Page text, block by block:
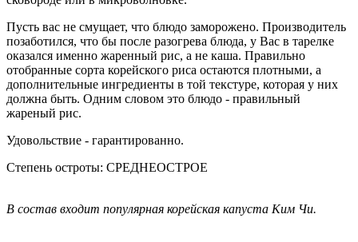
Пусть вас не смущает, что блюдо заморожено. Производитель
позаботился, что бы после разогрева блюда, у Вас в тарелке
оказался именно жаренный рис, а не каша. Правильно
отобранные сорта корейского риса остаются плотными, а
дополнительные ингредиенты в той текстуре, которая у них
должна быть. Одним словом это блюдо - правильный
жареный рис.
Удовольствие - гарантированно.
Степень остроты: СРЕДНЕОСТРОЕ
В состав входит популярная корейская капуста Ким Чи.